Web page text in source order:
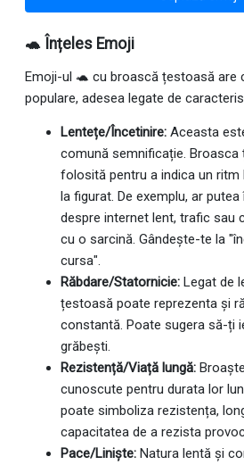
🐢 Înțeles Emoji
Emoji-ul 🐢 cu broască țestoasă are
populare, adesea legate de
Lentețe/Încetinire: Aceasta
comună semnificație.
folosită pentru a indica un ritm
la figurat. De exemplu, ar
despre internet lent, trafic sau
cu o sarcină. Gândește-te la
cursa".
Răbdare/Statornicie: Legat de
țestoasă poate reprezenta și
constantă. Poate sugera să-ți
grăbești.
Rezistență/Viață lungă:
cunoscute pentru durata lor
poate simboliza rezistența,
capacitatea de a rezista
Pace/Liniște: Natura lentă și